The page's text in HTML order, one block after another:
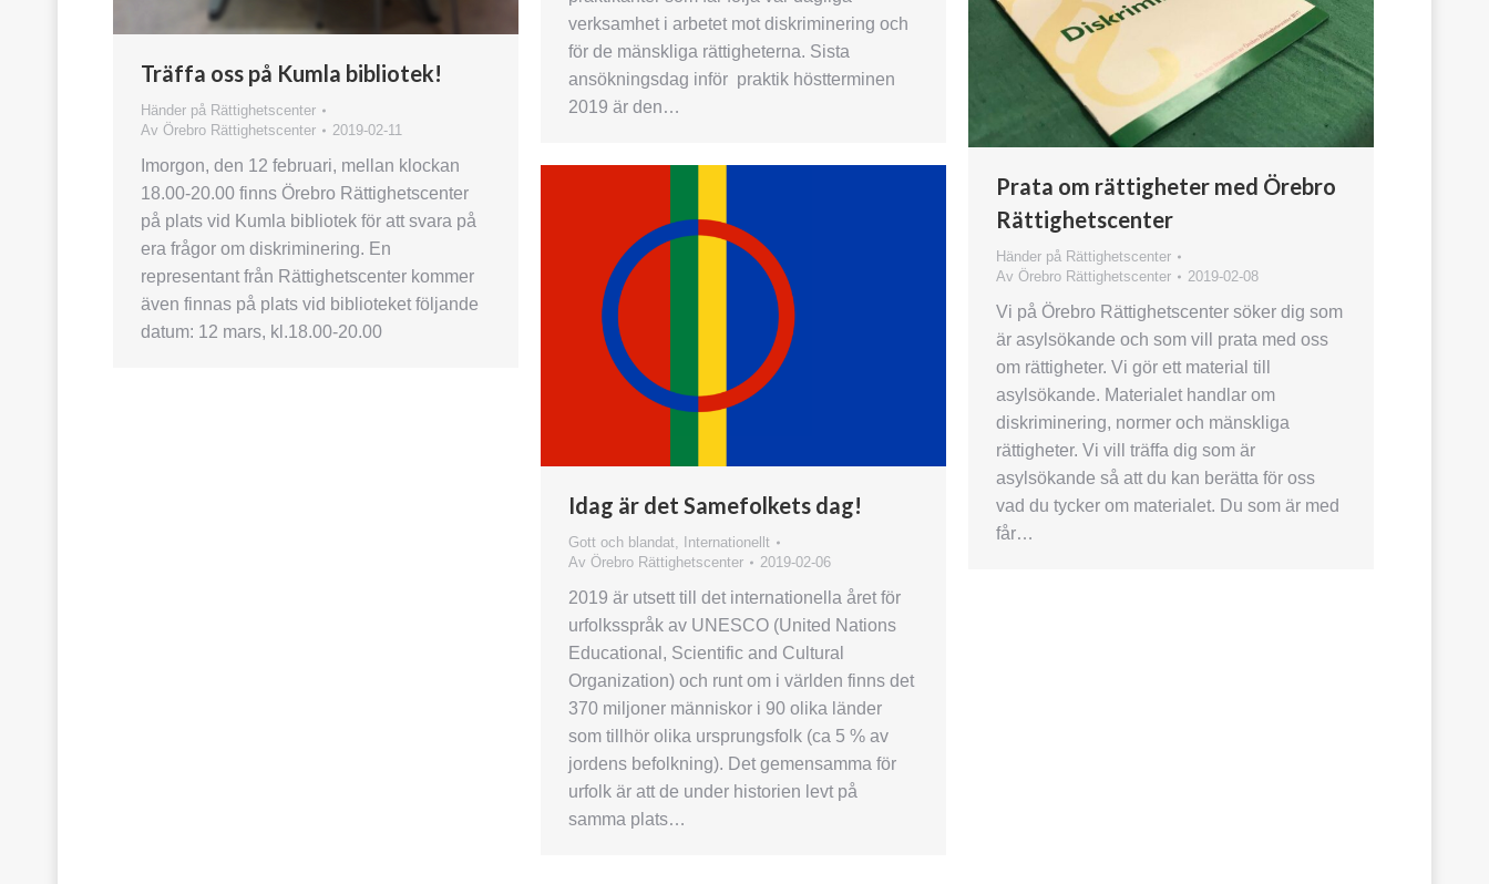
verksamhet i arbetet mot diskriminering och
för de mänskliga rättigheterna. Sista
ansökningsdag inför praktik höstterminen
2019 är den…
Träffa oss på Kumla bibliotek!
Händer på Rättighetscenter
Av Örebro Rättighetscenter 2019-02-11
Imorgon, den 12 februari, mellan klockan
18.00-20.00 finns Örebro Rättighetscenter
på plats vid Kumla bibliotek för att svara på
era frågor om diskriminering. En
representant från Rättighetscenter kommer
även finnas på plats vid biblioteket följande
datum: 12 mars, kl.18.00-20.00
Prata om rättigheter med Örebro
Rättighetscenter
Händer på Rättighetscenter
Av Örebro Rättighetscenter 2019-02-08
Vi på Örebro Rättighetscenter söker dig som
är asylsökande och som vill prata med oss
om rättigheter. Vi gör ett material till
asylsökande. Materialet handlar om
diskriminering, normer och mänskliga
rättigheter. Vi vill träffa dig som är
asylsökande så att du kan berätta för oss
vad du tycker om materialet. Du som är med
får…
Idag är det Samefolkets dag!
Gott och blandat
Internationellt
Av Örebro Rättighetscenter 2019-02-06
2019 är utsett till det internationella året för
urfolksspråk av UNESCO (United Nations
Educational, Scientific and Cultural
Organization) och runt om i världen finns det
370 miljoner människor i 90 olika länder
som tillhör olika ursprungsfolk (ca 5 % av
jordens befolkning). Det gemensamma för
urfolk är att de under historien levt på
samma plats…